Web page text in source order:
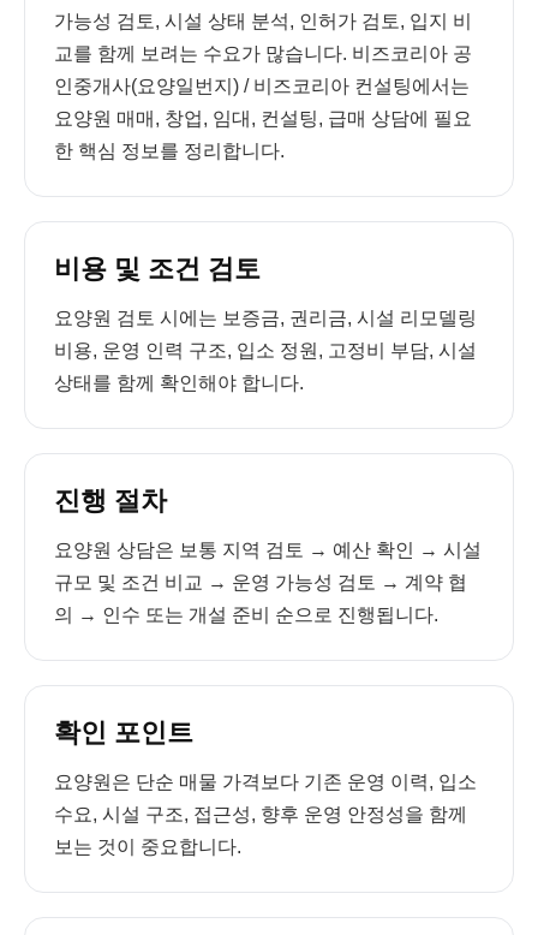
가능성 검토, 시설 상태 분석, 인허가 검토, 입지 비
교를 함께 보려는 수요가 많습니다. 비즈코리아 공
인중개사(요양일번지) / 비즈코리아 컨설팅에서는
요양원 매매, 창업, 임대, 컨설팅, 급매 상담에 필요
한 핵심 정보를 정리합니다.
비용 및 조건 검토
요양원 검토 시에는 보증금, 권리금, 시설 리모델링
비용, 운영 인력 구조, 입소 정원, 고정비 부담, 시설
상태를 함께 확인해야 합니다.
진행 절차
요양원 상담은 보통 지역 검토 → 예산 확인 → 시설
규모 및 조건 비교 → 운영 가능성 검토 → 계약 협
의 → 인수 또는 개설 준비 순으로 진행됩니다.
확인 포인트
요양원은 단순 매물 가격보다 기존 운영 이력, 입소
수요, 시설 구조, 접근성, 향후 운영 안정성을 함께
보는 것이 중요합니다.